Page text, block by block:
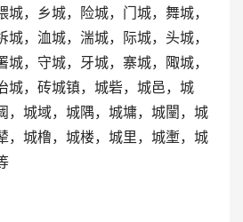
，乡城，险城，门城，舞城，
，洫城，湍城，际城，头城，
，守城，牙城，寨城，陬城，
城，砖城镇，城砦，城邑，城
，城域，城隅，城墉，城闉，城
，城橹，城楼，城里，城壍，城